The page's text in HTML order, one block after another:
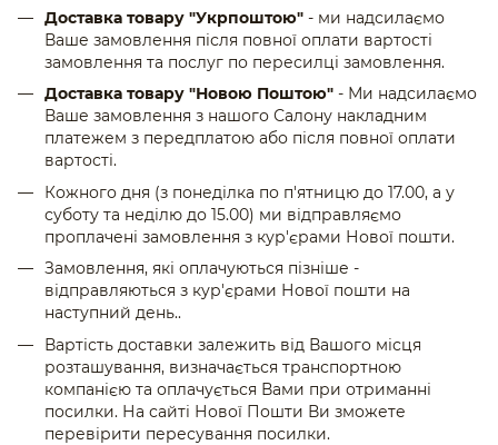
Доставка товару "Укрпоштою" - ми надсилаємо
Ваше замовлення після повної оплати вартості
замовлення та послуг по пересилці замовлення.
Доставка товару "Новою Поштою" - Ми надсилаємо
Ваше замовлення з нашого Салону накладним
платежем з передплатою або після повної оплати
вартості.
Кожного дня (з понеділка по п'ятницю до 17.00, а у
суботу та неділю до 15.00) ми відправляємо
проплачені замовлення з кур'єрами Нової пошти.
Замовлення, які оплачуються пізніше -
відправляються з кур'єрами Нової пошти на
наступний день..
Вартість доставки залежить від Вашого місця
розташування, визначається транспортною
компанією та оплачується Вами при отриманні
посилки. На сайті Нової Пошти Ви зможете
перевірити пересування посилки.